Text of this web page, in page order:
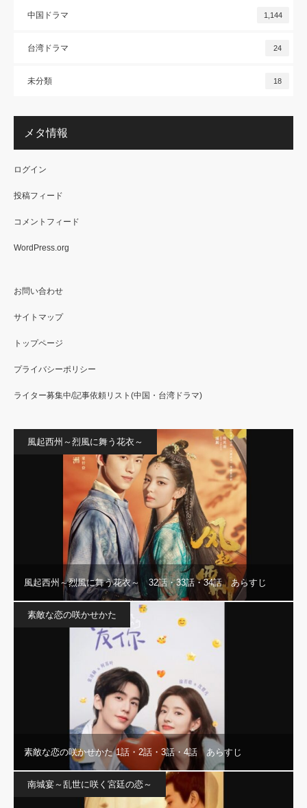
中国ドラマ 1,144
台湾ドラマ 24
未分類 18
メタ情報
ログイン
投稿フィード
コメントフィード
WordPress.org
お問い合わせ
サイトマップ
トップページ
プライバシーポリシー
ライター募集中/記事依頼リスト(中国・台湾ドラマ)
風起西州～烈風に舞う花衣～
風起西州～烈風に舞う花衣～ 32話・33話・34話 あらすじ
素敵な恋の咲かせかた
素敵な恋の咲かせかた 1話・2話・3話・4話 あらすじ
南城宴～乱世に咲く宮廷の恋～